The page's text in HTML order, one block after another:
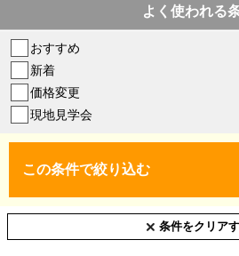
よく使われる
おすすめ
新着
価格変更
現地見学会
この条件で絞り込む
条件をクリア